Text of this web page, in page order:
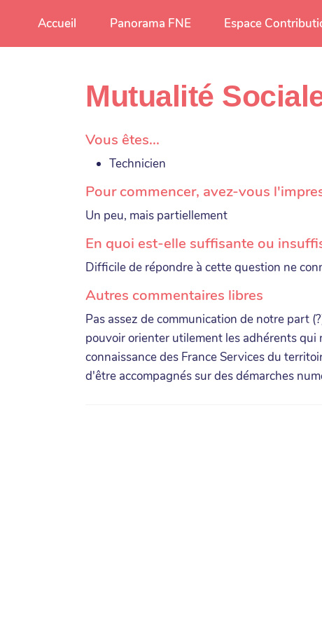
Aller au contenu principal
Accueil Panorama FNE Espace
Mutualité
Vous êtes...
Technicien
Pour commencer, avez-vous
Un peu, mais partiellement
En quoi est-elle suffisante ou
Difficile de répondre à cette question ne
Autres commentaires libres
Pas assez de communication de notre part
pouvoir orienter utilement les adhérents qui
connaissance des France Services du
d'être accompagnés sur des démarches